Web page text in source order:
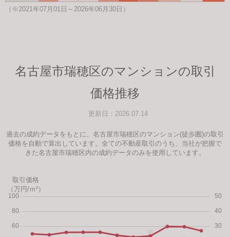
（※2021年07月01日～2026年06月30日）
名古屋市瑞穂区のマンションの取引
価格推移
更新日：2026.07.14
過去の成約データをもとに、名古屋市瑞穂区のマンション(徒歩圏)の取引
価格を自動で算出しています。全ての不動産取引のうち、当社が把握で
きた名古屋市瑞穂区内の成約データのみを使用しています。
取引価格
（万円/ｍ²）